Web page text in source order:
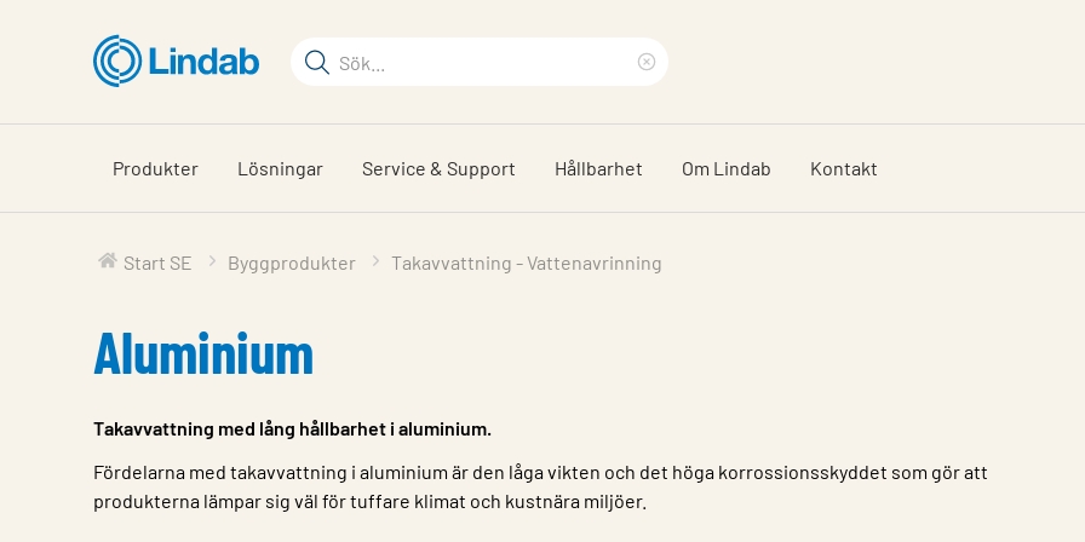
huvudinnehållet
Sökord
på
sajten
sökfras
Produkter Lösningar Service & Support Hållbarhet Om Lindab Kontakt
Start SE Byggprodukter Takavvattning - Vattenavrinning
Aluminium
Takavvattning med lång hållbarhet i aluminium.
Fördelarna med takavvattning i aluminium är den låga vikten och det höga korrossionsskyddet som gör att
produkterna lämpar sig väl för tuffare klimat och kustnära miljöer.